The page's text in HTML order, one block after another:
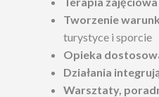
Tworzenie
turystyce i sporcie
Opieka
Działania
Warsztaty,